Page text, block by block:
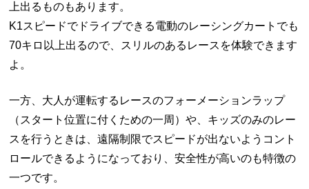
上出るものもあります。
K1スピードでドライブできる電動のレーシングカートでも
70キロ以上出るので、スリルのあるレースを体験できます
よ。
一方、大人が運転するレースのフォーメーションラップ
（スタート位置に付くための一周）や、キッズのみのレー
スを行うときは、遠隔制限でスピードが出ないようコント
ロールできるようになっており、安全性が高いのも特徴の
一つです。